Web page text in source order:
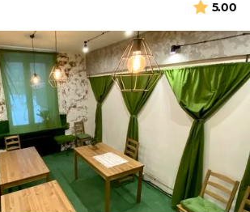
5.00